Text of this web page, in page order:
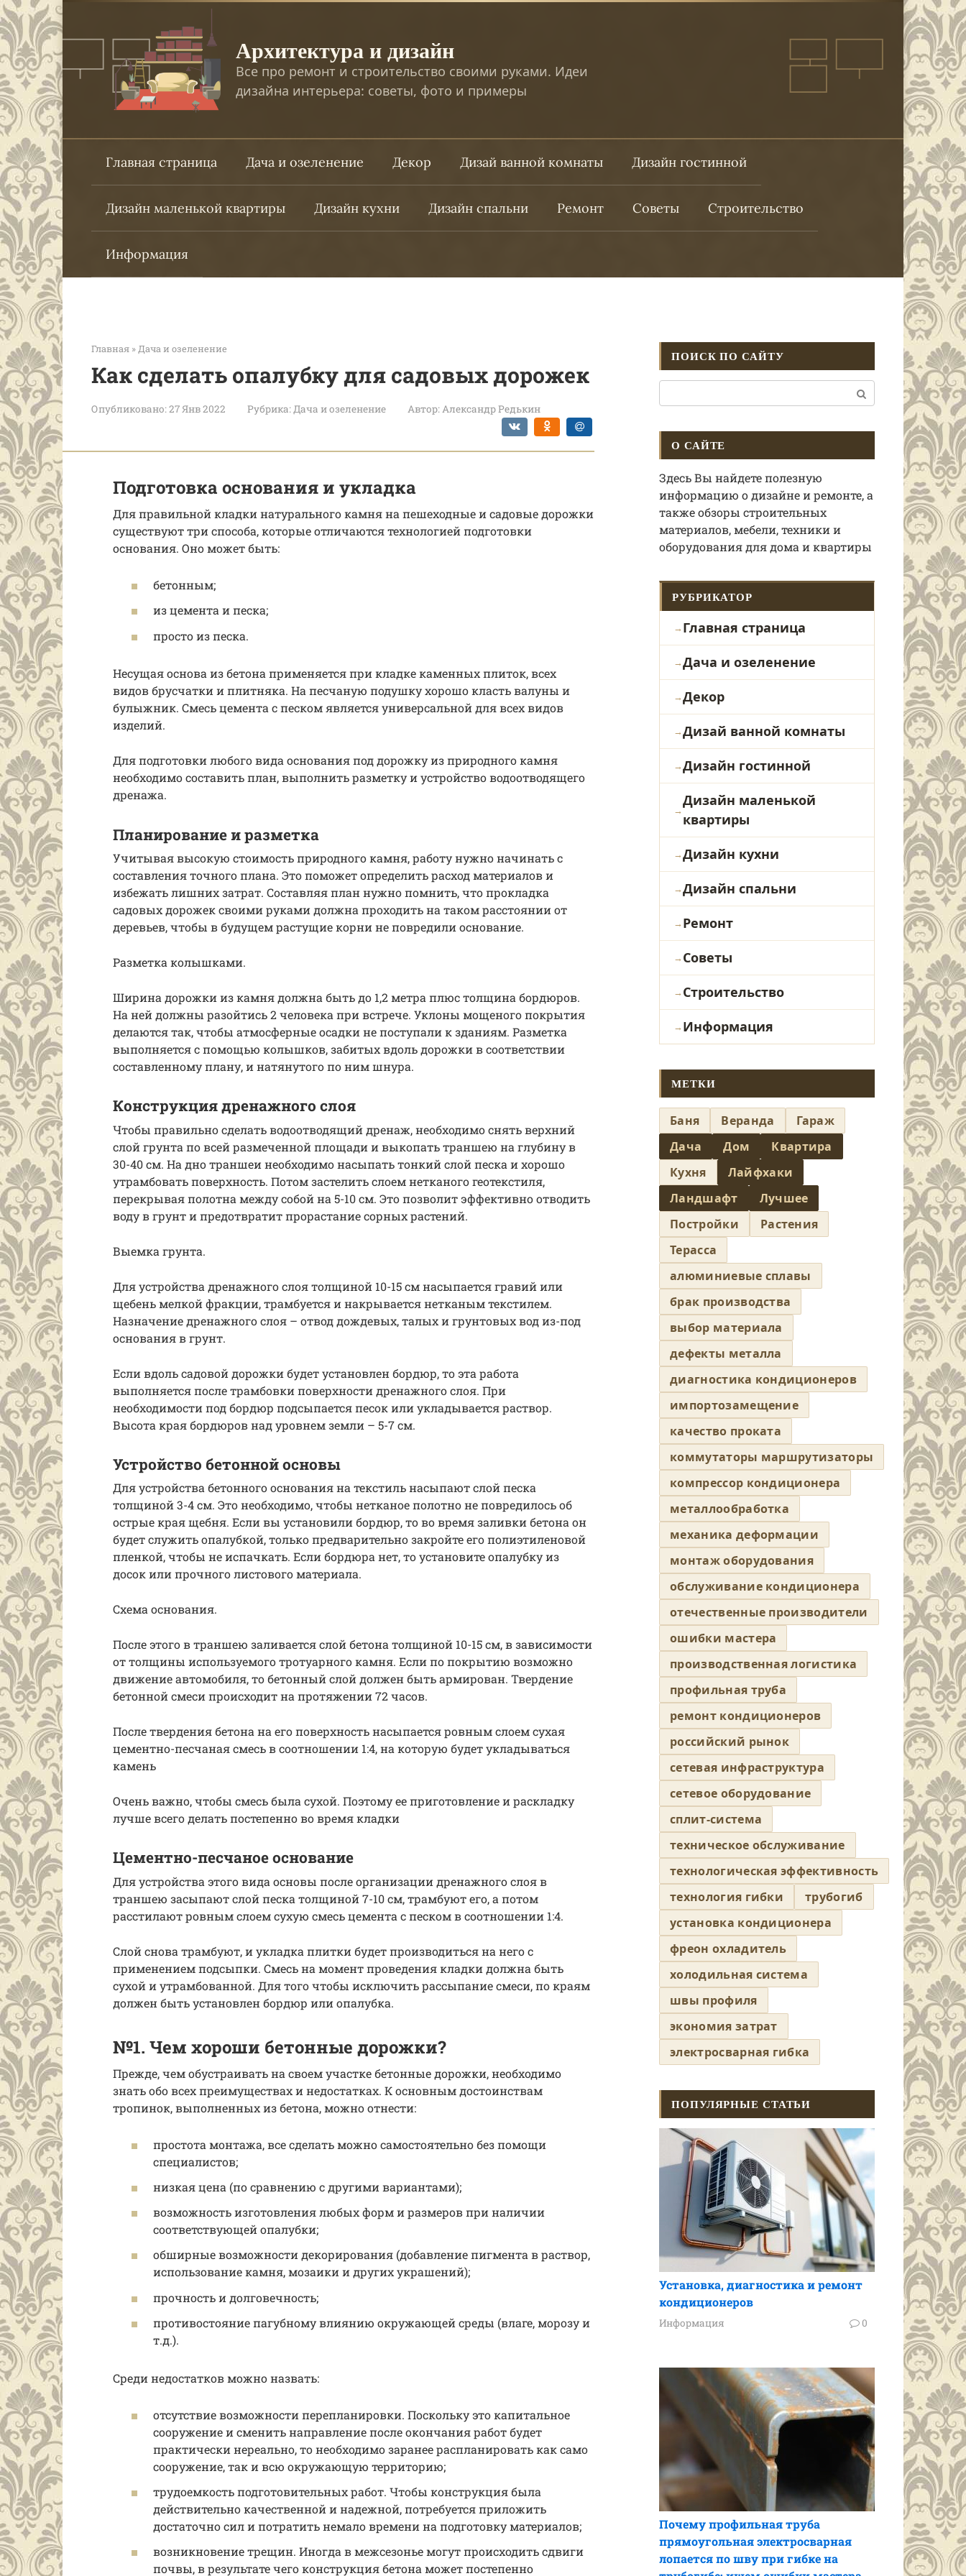
Перейти
к
контенту
Архитектура и дизайн
Все про ремонт и строительство своими руками. Идеи
дизайна интерьера: советы, фото и примеры
Главная страница Дача и озеленение Декор Дизай ванной комнаты Дизайн гостинной
Дизайн маленькой квартиры Дизайн кухни Дизайн спальни Ремонт Советы Строительство
Информация
Главная » Дача и озеленение
Как сделать опалубку для садовых дорожек
Опубликовано:27 Янв 2022 Рубрика:Дача и озеленение Автор:Александр Редькин
Подготовка основания и укладка
Для правильной кладки натурального камня на пешеходные и садовые дорожки
существуют три способа, которые отличаются технологией подготовки
основания. Оно может быть:
бетонным;
из цемента и песка;
просто из песка.
Несущая основа из бетона применяется при кладке каменных плиток, всех
видов брусчатки и плитняка. На песчаную подушку хорошо класть валуны и
булыжник. Смесь цемента с песком является универсальной для всех видов
изделий.
Для подготовки любого вида основания под дорожку из природного камня
необходимо составить план, выполнить разметку и устройство водоотводящего
дренажа.
Планирование и разметка
Учитывая высокую стоимость природного камня, работу нужно начинать с
составления точного плана. Это поможет определить расход материалов и
избежать лишних затрат. Составляя план нужно помнить, что прокладка
садовых дорожек своими руками должна проходить на таком расстоянии от
деревьев, чтобы в будущем растущие корни не повредили основание.
Разметка колышками.
Ширина дорожки из камня должна быть до 1,2 метра плюс толщина бордюров.
На ней должны разойтись 2 человека при встрече. Уклоны мощеного покрытия
делаются так, чтобы атмосферные осадки не поступали к зданиям. Разметка
выполняется с помощью колышков, забитых вдоль дорожки в соответствии
составленному плану, и натянутого по ним шнура.
Конструкция дренажного слоя
Чтобы правильно сделать водоотводящий дренаж, необходимо снять верхний
слой грунта по всей размеченной площади и выкопать траншею на глубину в
30-40 см. На дно траншеи необходимо насыпать тонкий слой песка и хорошо
утрамбовать поверхность. Потом застелить слоем нетканого геотекстиля,
перекрывая полотна между собой на 5-10 см. Это позволит эффективно отводить
воду в грунт и предотвратит прорастание сорных растений.
Выемка грунта.
Для устройства дренажного слоя толщиной 10-15 см насыпается гравий или
щебень мелкой фракции, трамбуется и накрывается нетканым текстилем.
Назначение дренажного слоя – отвод дождевых, талых и грунтовых вод из-под
основания в грунт.
Если вдоль садовой дорожки будет установлен бордюр, то эта работа
выполняется после трамбовки поверхности дренажного слоя. При
необходимости под бордюр подсыпается песок или укладывается раствор.
Высота края бордюров над уровнем земли – 5-7 см.
Устройство бетонной основы
Для устройства бетонного основания на текстиль насыпают слой песка
толщиной 3-4 см. Это необходимо, чтобы нетканое полотно не повредилось об
острые края щебня. Если вы установили бордюр, то во время заливки бетона он
будет служить опалубкой, только предварительно закройте его полиэтиленовой
пленкой, чтобы не испачкать. Если бордюра нет, то установите опалубку из
досок или прочного листового материала.
Схема основания.
После этого в траншею заливается слой бетона толщиной 10-15 см, в зависимости
от толщины используемого тротуарного камня. Если по покрытию возможно
движение автомобиля, то бетонный слой должен быть армирован. Твердение
бетонной смеси происходит на протяжении 72 часов.
После твердения бетона на его поверхность насыпается ровным слоем сухая
цементно-песчаная смесь в соотношении 1:4, на которую будет укладываться
камень
Очень важно, чтобы смесь была сухой. Поэтому ее приготовление и раскладку
лучше всего делать постепенно во время кладки
Цементно-песчаное основание
Для устройства этого вида основы после организации дренажного слоя в
траншею засыпают слой песка толщиной 7-10 см, трамбуют его, а потом
расстилают ровным слоем сухую смесь цемента с песком в соотношении 1:4.
Слой снова трамбуют, и укладка плитки будет производиться на него с
применением подсыпки. Смесь на момент проведения кладки должна быть
сухой и утрамбованной. Для того чтобы исключить рассыпание смеси, по краям
должен быть установлен бордюр или опалубка.
№1. Чем хороши бетонные дорожки?
Прежде, чем обустраивать на своем участке бетонные дорожки, необходимо
знать обо всех преимуществах и недостатках. К основным достоинствам
тропинок, выполненных из бетона, можно отнести:
простота монтажа, все сделать можно самостоятельно без помощи
специалистов;
низкая цена (по сравнению с другими вариантами);
возможность изготовления любых форм и размеров при наличии
соответствующей опалубки;
обширные возможности декорирования (добавление пигмента в раствор,
использование камня, мозаики и других украшений);
прочность и долговечность;
противостояние пагубному влиянию окружающей среды (влаге, морозу и
т.д.).
Среди недостатков можно назвать:
отсутствие возможности перепланировки. Поскольку это капитальное
сооружение и сменить направление после окончания работ будет
практически нереально, то необходимо заранее распланировать как само
сооружение, так и всю окружающую территорию;
трудоемкость подготовительных работ. Чтобы конструкция была
действительно качественной и надежной, потребуется приложить
достаточно сил и потратить немало времени на подготовку материалов;
возникновение трещин. Иногда в межсезонье могут происходить сдвиги
почвы, в результате чего конструкция бетона может постепенно
ПОИСК ПО САЙТУ
О САЙТЕ
Здесь Вы найдете полезную
информацию о дизайне и ремонте, а
также обзоры строительных
материалов, мебели, техники и
оборудования для дома и квартиры
РУБРИКАТОР
Главная страница
Дача и озеленение
Декор
Дизай ванной комнаты
Дизайн гостинной
Дизайн маленькой
квартиры
Дизайн кухни
Дизайн спальни
Ремонт
Советы
Строительство
Информация
МЕТКИ
Баня Веранда
Гараж
Дача
Дом
Квартира
Кухня
Лайфхаки
Ландшафт
Лучшее
Постройки
Растения
Терасса
алюминиевые сплавы
брак производства
выбор материала
дефекты металла
диагностика кондиционеров
импортозамещение
качество проката
коммутаторы маршрутизаторы
компрессор кондиционера
металлообработка
механика деформации
монтаж оборудования
обслуживание кондиционера
отечественные производители
ошибки мастера
производственная логистика
профильная труба
ремонт кондиционеров
российский рынок
сетевая инфраструктура
сетевое оборудование
сплит-система
техническое обслуживание
технологическая эффективность
технология гибки
трубогиб
установка кондиционера
фреон охладитель
холодильная система
швы профиля
экономия затрат
электросварная гибка
ПОПУЛЯРНЫЕ СТАТЬИ
Установка, диагностика и ремонт
кондиционеров
Информация 0
Почему профильная труба
прямоугольная электросварная
лопается по шву при гибке на